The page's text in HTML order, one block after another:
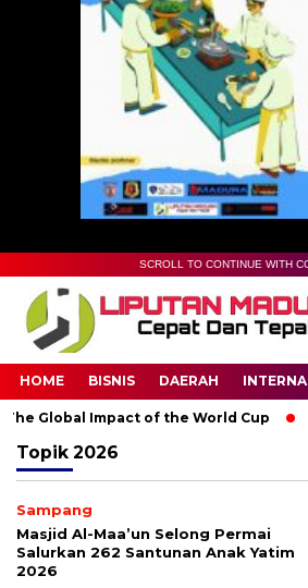
SCROLL TO CONTINUE WITH
HOME BISNIS DAERAH
Global Impact of the World Cup
Topik 2026
Sampang
Masjid Al-Maa’un Selong Permai
Salurkan 262 Santunan Anak Yatim
2026